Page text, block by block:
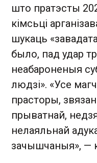
што пратэсты
кімсьці
шукаць
было, пад удар
неабароненыя
людзі». «Усе
прасторы,
прыватнай,
нелаяльнай
зачышчаныя», —